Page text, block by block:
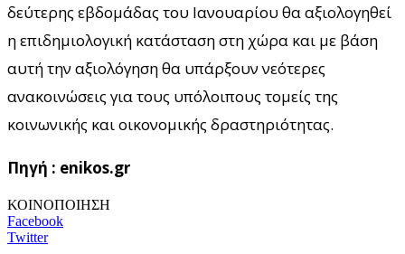
δεύτερης εβδομάδας του Ιανουαρίου θα αξιολογηθεί
η επιδημιολογική κατάσταση στη χώρα και με βάση
αυτή την αξιολόγηση θα υπάρξουν νεότερες
ανακοινώσεις για τους υπόλοιπους τομείς της
κοινωνικής και οικονομικής δραστηριότητας.
Πηγή : enikos.gr
ΚΟΙΝΟΠΟΙΗΣΗ
Facebook
Twitter